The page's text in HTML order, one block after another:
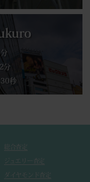
分
30秒
総合査定
ジュエリー査定
ダイヤモンド査定